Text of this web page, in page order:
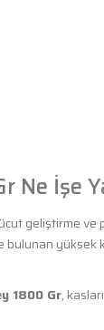
Ne İşe
geliştirme
bulunan
1800 Gr,